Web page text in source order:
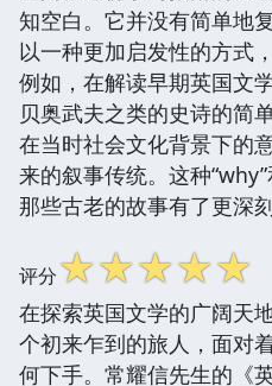
知空白。它并没有简单地
以一种更加启发性的方式
例如，在解读早期英国文
贝奥武夫之类的史诗的简
在当时社会文化背景下的
来的叙事传统。这种
那些古老的故事有了更深刻
评分☆☆☆☆☆
在探索英国文学的广阔天
个初来乍到的旅人，面对
何下手。常耀信先生的《